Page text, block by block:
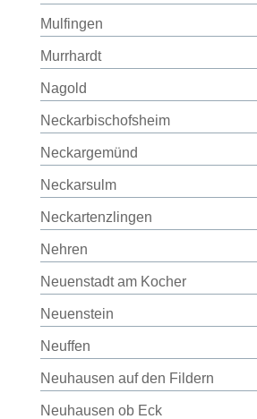
Mulfingen
Murrhardt
Nagold
Neckarbischofsheim
Neckargemünd
Neckarsulm
Neckartenzlingen
Nehren
Neuenstadt am Kocher
Neuenstein
Neuffen
Neuhausen auf den Fildern
Neuhausen ob Eck